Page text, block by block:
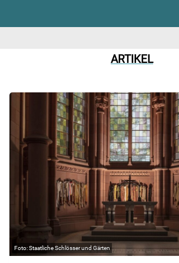
ARTIKEL
Staatliche Schlösser und Gärten